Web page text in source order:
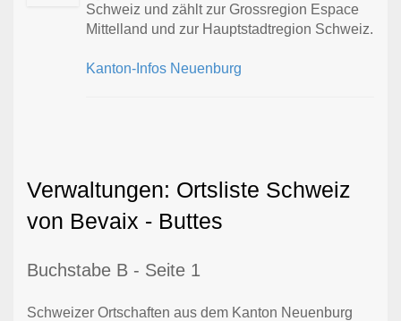
Schweiz und zählt zur Grossregion Espace
Mittelland und zur Hauptstadtregion Schweiz.
Kanton-Infos Neuenburg
Verwaltungen: Ortsliste Schweiz
von Bevaix - Buttes
Buchstabe B - Seite 1
Schweizer Ortschaften aus dem Kanton Neuenburg